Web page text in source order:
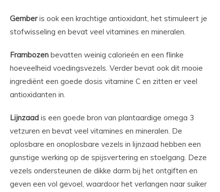
Gemberis ook een krachtige antioxidant, het stimuleert je
stofwisseling en bevat veel vitamines en mineralen.
Frambozen bevatten weinig calorieën en een flinke
hoeveelheid voedingsvezels. Verder bevat ook dit mooie
ingrediënt een goede dosis vitamine C en zitten er veel
antioxidanten in.
Lijnzaad is een goede bron van plantaardige omega 3
vetzuren en bevat veel vitamines en mineralen. De
oplosbare en onoplosbare vezels in lijnzaad hebben een
gunstige werking op de spijsvertering en stoelgang. Deze
vezels ondersteunen de dikke darm bij het ontgiften en
geven een vol gevoel, waardoor het verlangen naar suiker